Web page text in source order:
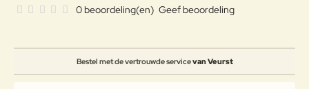
Bestel met de vertrouwde servicevan Veurst
0 beoordeling(en) Geef beoordeling